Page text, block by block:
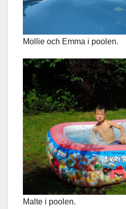
Mollie och Emma i poolen.
Malte i poolen.